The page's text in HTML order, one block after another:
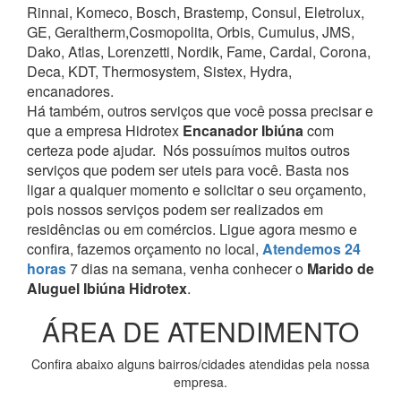
Rinnai, Komeco, Bosch, Brastemp, Consul, Eletrolux,
GE, Geraltherm,Cosmopolita, Orbis, Cumulus, JMS,
Dako, Atlas, Lorenzetti, Nordik, Fame, Cardal, Corona,
Deca, KDT, Thermosystem, Sistex, Hydra,
encanadores.
Há também, outros serviços que você possa precisar e
que a empresa Hidrotex Encanador Ibiúnacom
certeza pode ajudar. Nós possuímos muitos outros
serviços que podem ser uteis para você. Basta nos
ligar a qualquer momento e solicitar o seu orçamento,
pois nossos serviços podem ser realizados em
residências ou em comércios. Ligue agora mesmo e
confira, fazemos orçamento no local, Atendemos 24
horas7 dias na semana, venha conhecer o Marido de
Aluguel Ibiúna Hidrotex.
ÁREA DE ATENDIMENTO
Confira abaixo alguns bairros/cidades atendidas pela nossa
empresa.